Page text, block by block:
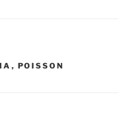
, POISSON